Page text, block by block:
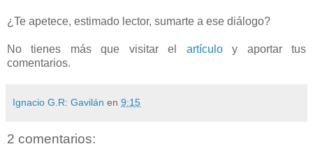
¿Te apetece, estimado lector, sumarte a ese diálogo?
No tienes más que visitar el artículoy aportar tus
comentarios.
Ignacio G.R: Gavilán en 9:15
2 comentarios: